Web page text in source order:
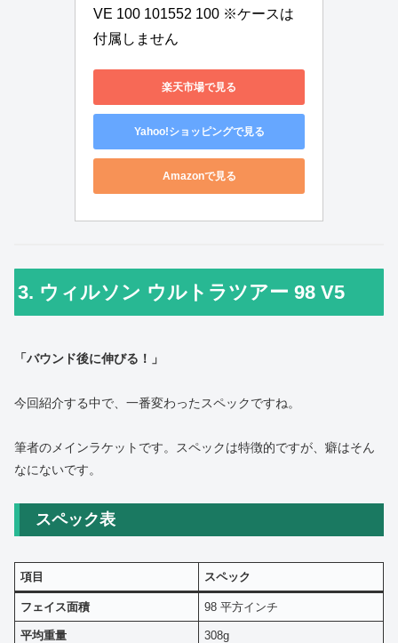
VE 100 101552 100 ※ケースは
付属しません
楽天市場で見る
Yahoo!ショッピングで見る
Amazonで見る
3. ウィルソン ウルトラツアー 98 V5
「バウンド後に伸びる！」
今回紹介する中で、一番変わったスペックですね。
筆者のメインラケットです。スペックは特徴的ですが、癖はそん
なにないです。
スペック表
項目 スペック
フェイス面積 98 平方インチ
平均重量 308g